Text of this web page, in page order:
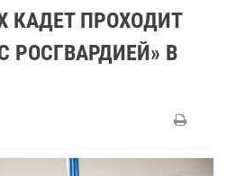
ПРОХОДИТ
РОСГВАРДИЕЙ» В